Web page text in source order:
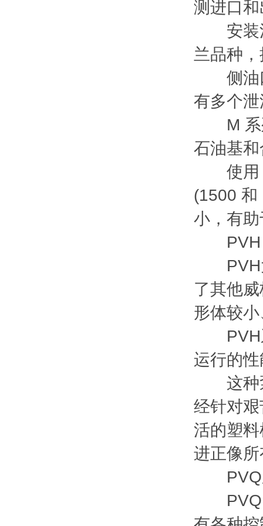
测进口
安装法
兰品种
侧油口
有多个
M 系列
石油基
使用 M
(1500 和
小，有
PVH
PVH大
了其他
形体较
PVH系
运行的
这种泵
经针对
活的塑
进正像
PVQ
PVQ